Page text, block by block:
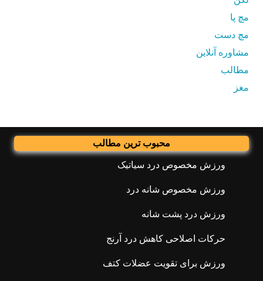
مچ پا
مچ دست
مشاوره آنلاین
مطالب
مغز
محبوب ترین مطالب
ورزش مخصوص درد سیاتیک
ورزش مخصوص شانه درد
ورزش درد پشت شانه
حرکات اصلاحی کاهش درد آرنج
ورزش برای تقویت عضلات کتف